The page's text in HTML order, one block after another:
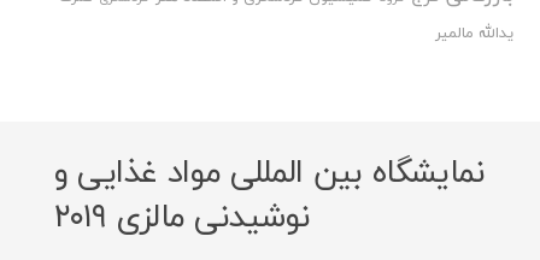
یدالله مالمیر
نمایشگاه بین المللی مواد غذایی و
نوشیدنی مالزی ۲۰۱۹